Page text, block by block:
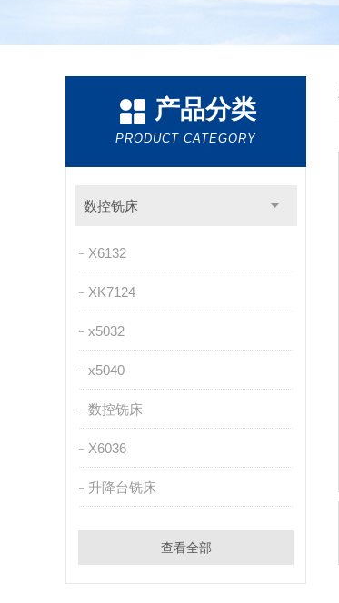
产品分类
PRODUCT CATEGORY
数控铣床
X6132
XK7124
x5032
x5040
数控铣床
X6036
升降台铣床
查看全部